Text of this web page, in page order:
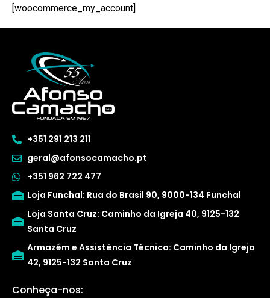
[woocommerce_my_account]
+351 291 213 211
geral@afonsocamacho.pt
+351 962 722 477
Loja Funchal: Rua do Brasil 90, 9000-134 Funchal
Loja Santa Cruz: Caminho da Igreja 40, 9125-132
Santa Cruz
Armazém e Assistência Técnica: Caminho da Igreja
42, 9125-132 Santa Cruz
Conheça-nos: